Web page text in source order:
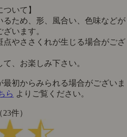
いて】
るため、形、風合い、色味などが
います。
点やささくれが生じる場合がござ
、お楽しみ下さい。
初からみられる場合がございま
ら よりご覧ください。
件）